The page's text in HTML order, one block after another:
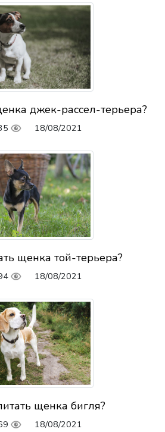
джек-рассел-терьера?
18/08/2021
щенка той-терьера?
18/08/2021
щенка бигля?
18/08/2021